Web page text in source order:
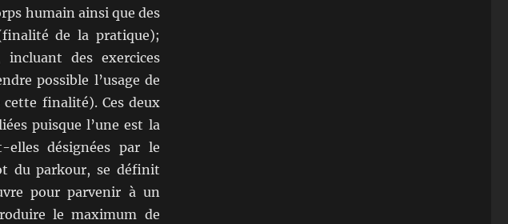
humain ainsi que des
de la pratique);
incluant des exercices
possible l’usage de
finalité). Ces deux
puisque l’une est la
elles désignées par le
du parkour, se définit
pour parvenir à un
le maximum de